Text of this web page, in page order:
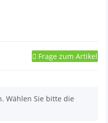
Frage zum Artikel
Wählen Sie bitte die